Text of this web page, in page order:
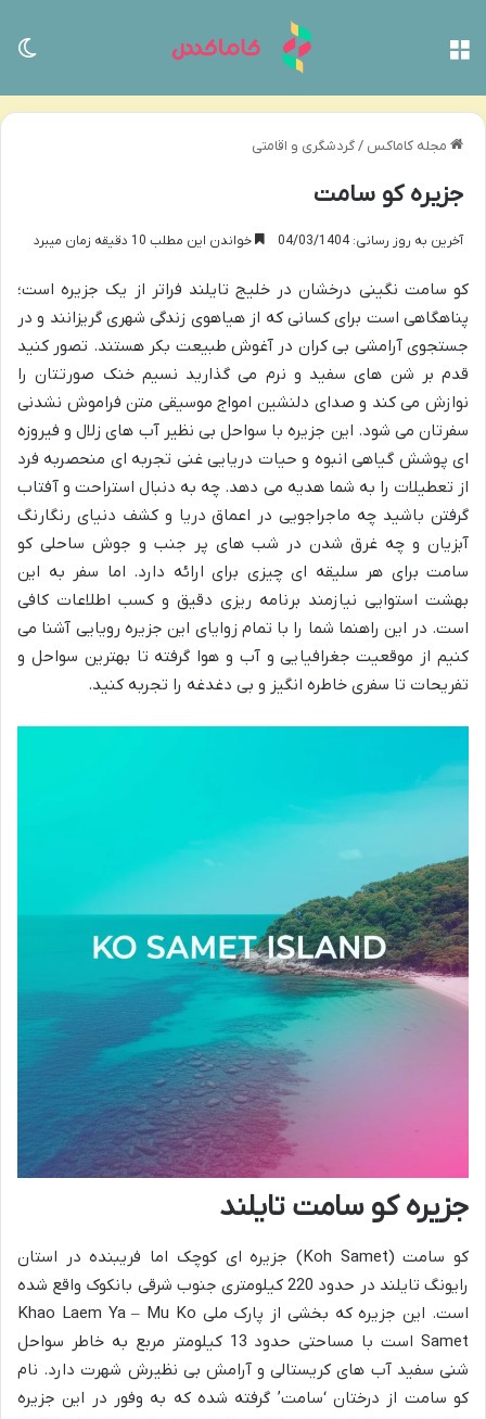
مجله کاماکس /گردشگری و اقامتی
جزیره کو سامت
آخرین به روز رسانی: 04/03/1404 خواندن این مطلب 10 دقیقه زمان میبرد
کو سامت نگینی درخشان در خلیج تایلند فراتر از یک جزیره است؛
پناهگاهی است برای کسانی که از هیاهوی زندگی شهری گریزانند و در
جستجوی آرامشی بی کران در آغوش طبیعت بکر هستند. تصور کنید
قدم بر شن های سفید و نرم می گذارید نسیم خنک صورتتان را
نوازش می کند و صدای دلنشین امواج موسیقی متن فراموش نشدنی
سفرتان می شود. این جزیره با سواحل بی نظیر آب های زلال و فیروزه
ای پوشش گیاهی انبوه و حیات دریایی غنی تجربه ای منحصربه فرد
از تعطیلات را به شما هدیه می دهد. چه به دنبال استراحت و آفتاب
گرفتن باشید چه ماجراجویی در اعماق دریا و کشف دنیای رنگارنگ
آبزیان و چه غرق شدن در شب های پر جنب و جوش ساحلی کو
سامت برای هر سلیقه ای چیزی برای ارائه دارد. اما سفر به این
بهشت استوایی نیازمند برنامه ریزی دقیق و کسب اطلاعات کافی
است. در این راهنما شما را با تمام زوایای این جزیره رویایی آشنا می
کنیم از موقعیت جغرافیایی و آب و هوا گرفته تا بهترین سواحل و
تفریحات تا سفری خاطره انگیز و بی دغدغه را تجربه کنید.
جزیره کو سامت تایلند
کو سامت (Koh Samet) جزیره ای کوچک اما فریبنده در استان
رایونگ تایلند در حدود 220 کیلومتری جنوب شرقی بانکوک واقع شده
است. این جزیره که بخشی از پارک ملی Khao Laem Ya – Mu Ko
Samet است با مساحتی حدود 13 کیلومتر مربع به خاطر سواحل
شنی سفید آب های کریستالی و آرامش بی نظیرش شهرت دارد. نام
کو سامت از درختان ‘سامت’ گرفته شده که به وفور در این جزیره